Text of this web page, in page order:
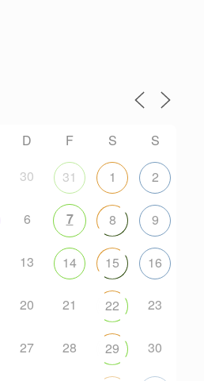
D F S
S
30 31 1 2
6 7 8 9
13 14 15 16
20 21 22 23
27 28 29 30